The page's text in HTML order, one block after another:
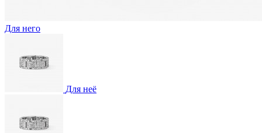
Для него
Для неё